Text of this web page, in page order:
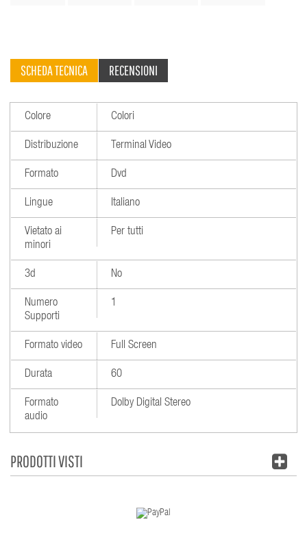
SCHEDA TECNICA RECENSIONI
Colore Colori
Distribuzione Terminal Video
Formato Dvd
Lingue Italiano
Vietato ai
minori
Per tutti
3d No
Numero
Supporti
1
Formato video Full Screen
Durata 60
Formato
audio
Dolby Digital Stereo
PRODOTTI VISTI